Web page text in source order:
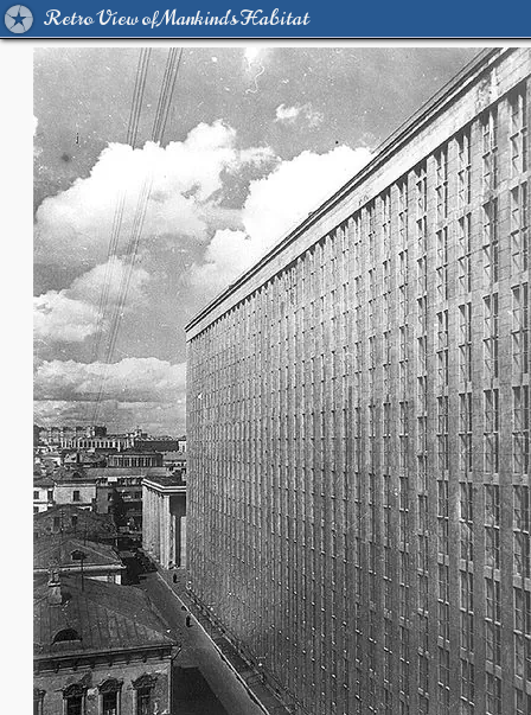
Retro View of Mankind's Habitat